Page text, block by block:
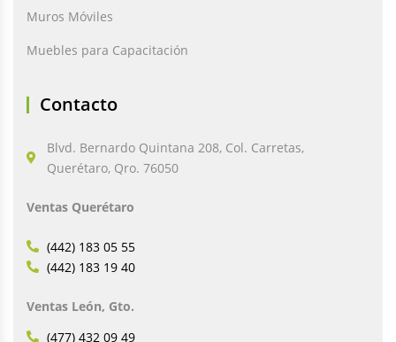
Muros Móviles
Muebles para Capacitación
Contacto
Blvd. Bernardo Quintana 208, Col. Carretas,
Querétaro, Qro. 76050
Ventas Querétaro
(442) 183 05 55
(442) 183 19 40
Ventas León, Gto.
(477) 432 09 49